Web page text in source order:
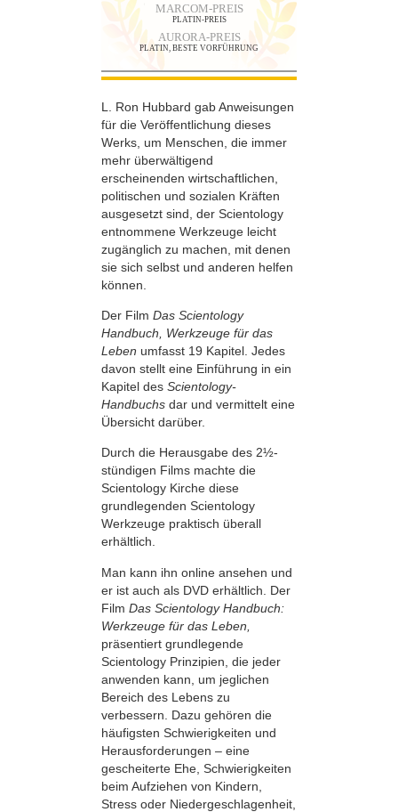
MARCOM-PREIS
PLATIN-PREIS
AURORA-PREIS
PLATIN, BESTE VORFÜHRUNG
L. Ron Hubbard gab Anweisungen
für die Veröffentlichung dieses
Werks, um Menschen, die immer
mehr überwältigend
erscheinenden wirtschaftlichen,
politischen und sozialen Kräften
ausgesetzt sind, der Scientology
entnommene Werkzeuge leicht
zugänglich zu machen, mit denen
sie sich selbst und anderen helfen
können.
Der Film Das Scientology
Handbuch, Werkzeuge für das
Leben umfasst 19 Kapitel. Jedes
davon stellt eine Einführung in ein
Kapitel des Scientology-
Handbuchs dar und vermittelt eine
Übersicht darüber.
Durch die Herausgabe des 2½-
stündigen Films machte die
Scientology Kirche diese
grundlegenden Scientology
Werkzeuge praktisch überall
erhältlich.
Man kann ihn online ansehen und
er ist auch als DVD erhältlich. Der
Film Das Scientology Handbuch:
Werkzeuge für das Leben,
präsentiert grundlegende
Scientology Prinzipien, die jeder
anwenden kann, um jeglichen
Bereich des Lebens zu
verbessern. Dazu gehören die
häufigsten Schwierigkeiten und
Herausforderungen – eine
gescheiterte Ehe, Schwierigkeiten
beim Aufziehen von Kindern,
Stress oder Niedergeschlagenheit,